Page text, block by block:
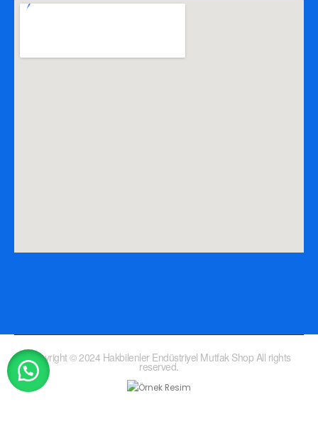
Copyright © 2024 Hakbilenler Endüstriyel Mutfak Shop All rights
reserved.